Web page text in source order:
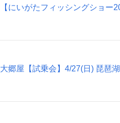
大郷屋【試乗会】4/27(日) 琵琶湖